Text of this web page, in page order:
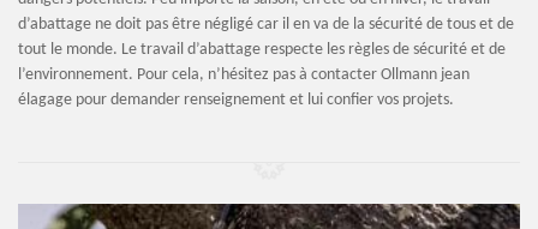
d’abattage ne doit pas être négligé car il en va de la sécurité de tous et de
tout le monde. Le travail d’abattage respecte les règles de sécurité et de
l’environnement. Pour cela, n’hésitez pas à contacter Ollmann jean
élagage pour demander renseignement et lui confier vos projets.